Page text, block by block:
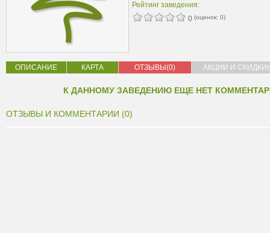
Рейтинг заведения:
0 (оценок: 0)
ОПИСАНИЕ КАРТА ОТЗЫВЫ(0) АКЦИИ И
К ДАННОМУ ЗАВЕДЕНИЮ ЕЩЕ НЕТ
ОТЗЫВЫ И КОММЕНТАРИИ (0)